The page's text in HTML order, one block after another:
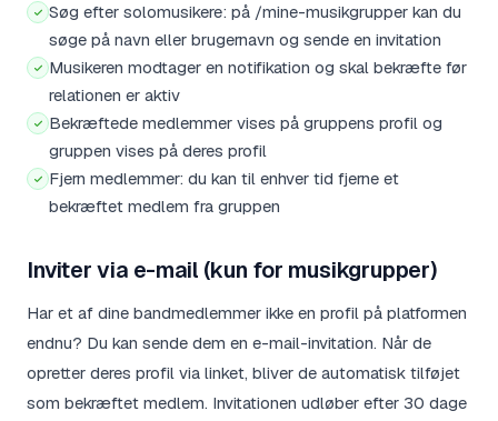
Søg efter solomusikere: på /mine-musikgrupper kan du
søge på navn eller brugernavn og sende en invitation
Musikeren modtager en notifikation og skal bekræfte før
relationen er aktiv
Bekræftede medlemmer vises på gruppens profil og
gruppen vises på deres profil
Fjern medlemmer: du kan til enhver tid fjerne et
bekræftet medlem fra gruppen
Inviter via e-mail (kun for musikgrupper)
Har et af dine bandmedlemmer ikke en profil på platformen
endnu? Du kan sende dem en e-mail-invitation. Når de
opretter deres profil via linket, bliver de automatisk tilføjet
som bekræftet medlem. Invitationen udløber efter 30 dage